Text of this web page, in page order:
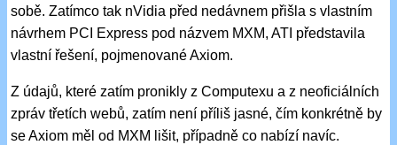
sobě. Zatímco tak nVidia před nedávnem přišla s vlastním
návrhem PCI Express pod názvem MXM, ATI představila
vlastní řešení, pojmenované Axiom.
Z údajů, které zatím pronikly z Computexu a z neoficiálních
zpráv třetích webů, zatím není příliš jasné, čím konkrétně by
se Axiom měl od MXM lišit, případně co nabízí navíc.